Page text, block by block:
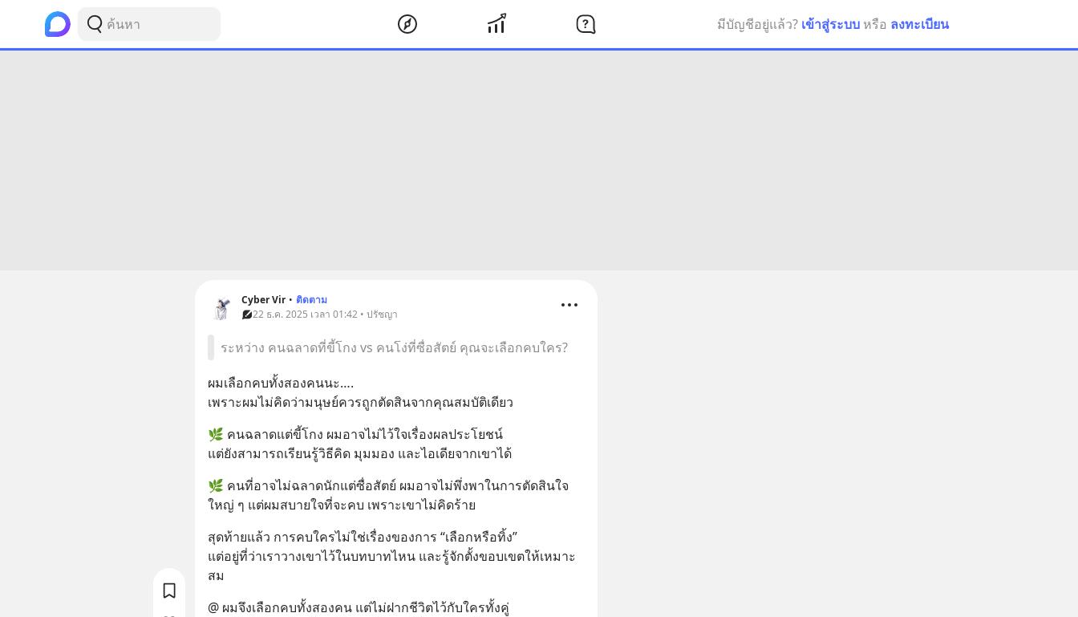
มีบัญชีอยู่แล้ว? เข้าสู่ระบบ หรือ ลงทะเบียน
Cyber Vir • ติดตาม
22 ธ.ค. 2025 เวลา 01:42 • ปรัชญา
ระหว่าง คนฉลาดที่ขี้โกง vs คนโง่ที่ซื่อสัตย์ คุณจะเลือกคบใคร?
ผมเลือกคบทั้งสองคนนะ….
เพราะผมไม่คิดว่ามนุษย์ควรถูกตัดสินจากคุณสมบัติเดียว
🌿 คนฉลาดแต่ขี้โกง ผมอาจไม่ไว้ใจเรื่องผลประโยชน์
แต่ยังสามารถเรียนรู้วิธีคิด มุมมอง และไอเดียจากเขาได้
🌿 คนที่อาจไม่ฉลาดนักแต่ซื่อสัตย์ ผมอาจไม่พึ่งพาในการตัดสินใจ
ใหญ่ ๆ แต่ผมสบายใจที่จะคบ เพราะเขาไม่คิดร้าย
สุดท้ายแล้ว การคบใครไม่ใช่เรื่องของการ “เลือกหรือทิ้ง”
แต่อยู่ที่ว่าเราวางเขาไว้ในบทบาทไหน และรู้จักตั้งขอบเขตให้เหมาะ
สม
@ ผมจึงเลือกคบทั้งสองคน แต่ไม่ฝากชีวิตไว้กับใครทั้งคู่